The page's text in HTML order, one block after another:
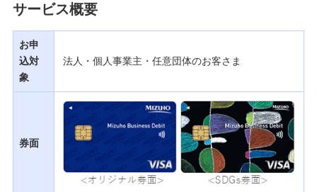
サービス概要
お申
込対
象
法人・個人事業主・任意団体のお客さま
券面